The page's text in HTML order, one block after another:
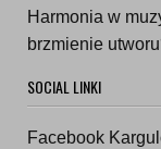
Harmonia w
brzmienie
SOCIAL LINKI
Facebook